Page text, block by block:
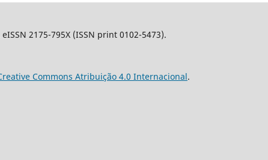
2175-795X (ISSN print 0102-5473).
Commons Atribuição 4.0 Internacional.